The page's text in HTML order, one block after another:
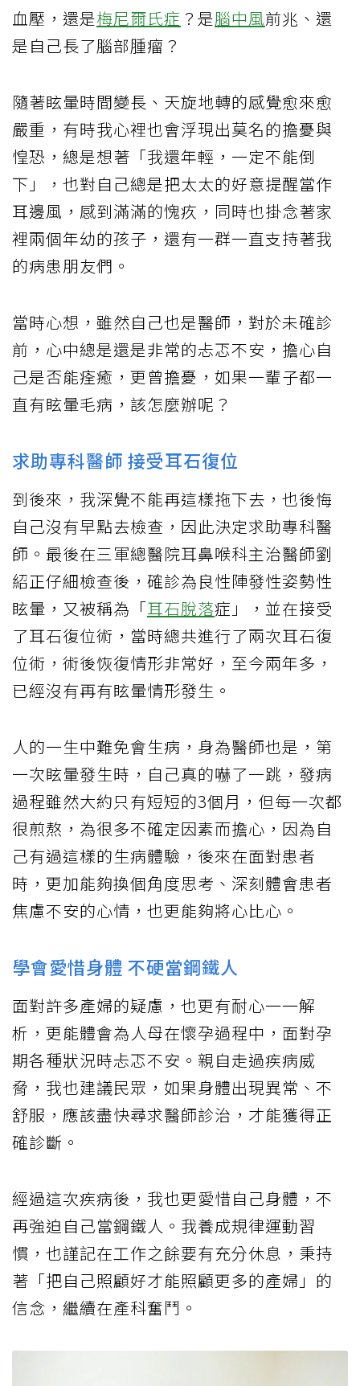
血壓，還是梅尼爾氏症 ？是腦中風前兆、還
是自己長了腦部腫瘤？
隨著眩暈時間變長、天旋地轉的感覺愈來愈
嚴重，有時我心裡也會浮現出莫名的擔憂與
惶恐，總是想著「我還年輕，一定不能倒
下」，也對自己總是把太太的好意提醒當作
耳邊風，感到滿滿的愧疚，同時也掛念著家
裡兩個年幼的孩子，還有一群一直支持著我
的病患朋友們。
當時心想，雖然自己也是醫師，對於未確診
前，心中總是還是非常的忐忑不安，擔心自
己是否能痊癒，更曾擔憂，如果一輩子都一
直有眩暈毛病，該怎麼辦呢？
求助專科醫師 接受耳石復位
到後來，我深覺不能再這樣拖下去，也後悔
自己沒有早點去檢查，因此決定求助專科醫
師。最後在三軍總醫院耳鼻喉科主治醫師劉
紹正仔細檢查後，確診為良性陣發性姿勢性
眩暈，又被稱為「耳石脫落症」，並在接受
了耳石復位術，當時總共進行了兩次耳石復
位術，術後恢復情形非常好，至今兩年多，
已經沒有再有眩暈情形發生。
人的一生中難免會生病，身為醫師也是，第
一次眩暈發生時，自己真的嚇了一跳，發病
過程雖然大約只有短短的3個月，但每一次都
很煎熬，為很多不確定因素而擔心，因為自
己有過這樣的生病體驗，後來在面對患者
時，更加能夠換個角度思考、深刻體會患者
焦慮不安的心情，也更能夠將心比心。
學會愛惜身體 不硬當鋼鐵人
面對許多產婦的疑慮，也更有耐心一一解
析，更能體會為人母在懷孕過程中，面對孕
期各種狀況時忐忑不安。親自走過疾病威
脅，我也建議民眾，如果身體出現異常、不
舒服，應該盡快尋求醫師診治，才能獲得正
確診斷。
經過這次疾病後，我也更愛惜自己身體，不
再強迫自己當鋼鐵人。我養成規律運動習
慣，也謹記在工作之餘要有充分休息，秉持
著「把自己照顧好才能照顧更多的產婦」的
信念，繼續在產科奮鬥。